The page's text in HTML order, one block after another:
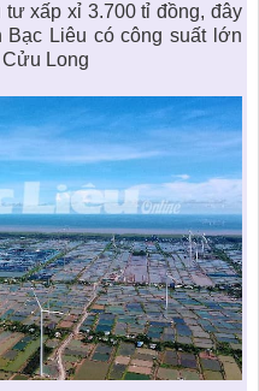
xấp xỉ 3.700 tỉ đồng, đây
Liêu có công suất lớn
Long